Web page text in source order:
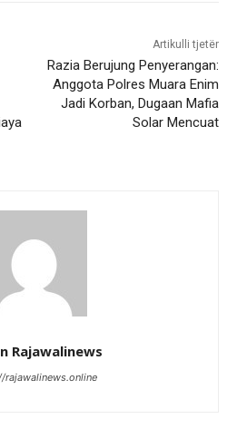
Artikulli tjetër
Razia Berujung Penyerangan:
Anggota Polres Muara Enim
Jadi Korban, Dugaan Mafia
Solar Mencuat
Rajawalinews
rajawalinews.online